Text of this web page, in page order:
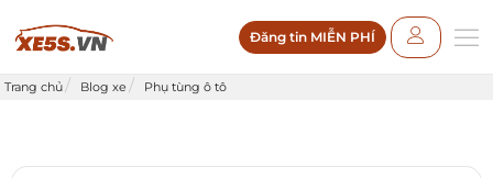
Đăng tin MIỄN PHÍ
Trang chủ Blog xe Phụ tùng ô tô